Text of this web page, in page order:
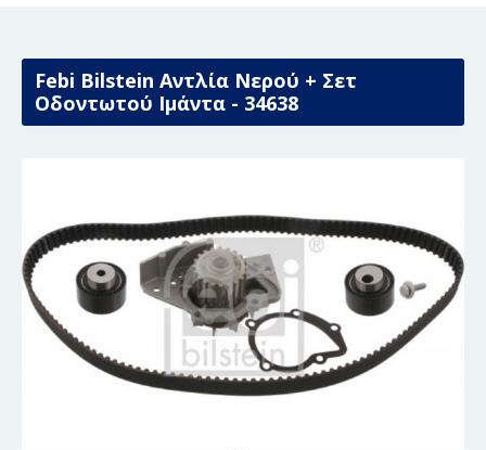
Febi Bilstein Αντλία Νερού + Σετ
Οδοντωτού Ιμάντα - 34638